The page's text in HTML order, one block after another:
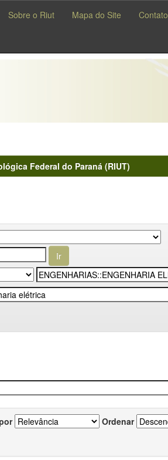
Sobre o Riut Mapa do Site Contato
Federal do Paraná (RIUT)
Ordenar